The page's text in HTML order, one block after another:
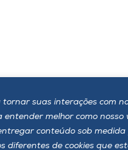
tornar suas interações com
entender melhor como nosso
conteúdo sob
diferentes de cookies que